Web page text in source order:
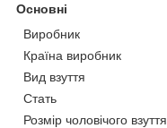
Основні
Виробник
Країна виробник
Вид взуття
Стать
Розмір чоловічого взуття